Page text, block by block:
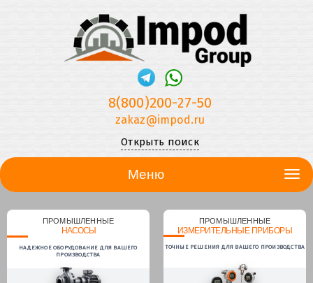
8(800)200-27-50
zakaz@impod.ru
Открыть поиск
Меню
ПРОМЫШЛЕННЫЕ
НАСОСЫ
НАДЕЖНОЕ ОБОРУДОВАНИЕ ДЛЯ ВАШЕГО
ПРОИЗВОДСТВА
ПРОМЫШЛЕННЫЕ
ИЗМЕРИТЕЛЬНЫЕ ПРИБОРЫ
ТОЧНЫЕ РЕШЕНИЯ ДЛЯ ВАШЕГО ПРОИЗВОДСТВА